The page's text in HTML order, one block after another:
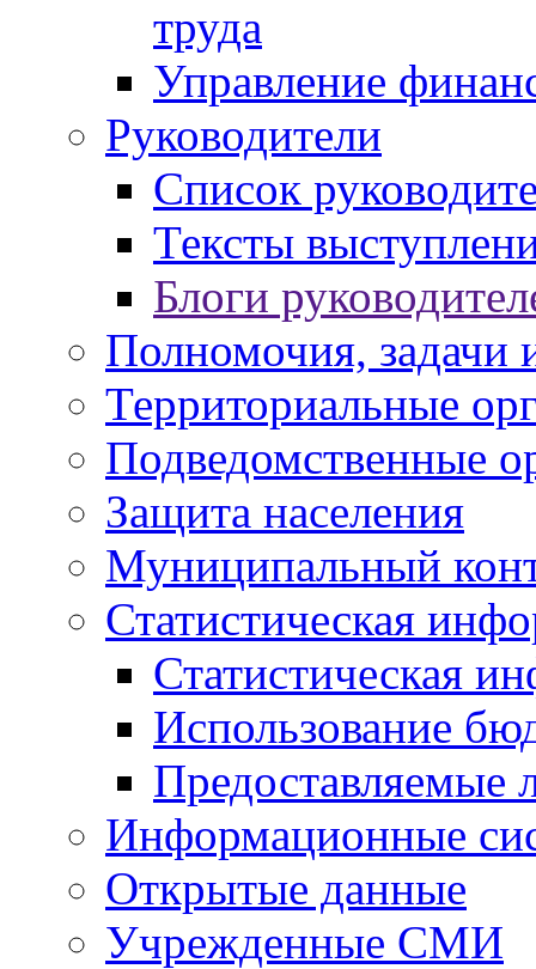
труда
Управление
Руководители
Список
Тексты
Блоги
Полномочия, задачи
Территориальные
Подведомственные
Защита населения
Муниципальный
Статистическая
Статистическая
Использование
Предоставляемые
Информационные
Открытые данные
Учрежденные СМИ